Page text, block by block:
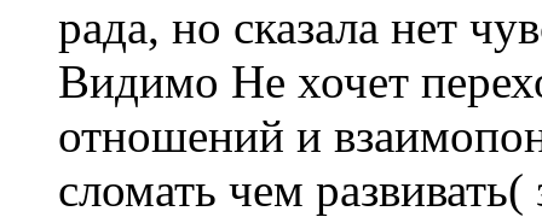
рада, но сказала нет
Видимо Не хочет
отношений и
сломать чем развивать(